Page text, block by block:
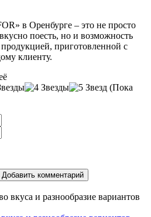
в Оренбурге – это не просто
поесть, но и возможность
продукцией, приготовленной с
клиенту.
(Пока
Добавить комментарий